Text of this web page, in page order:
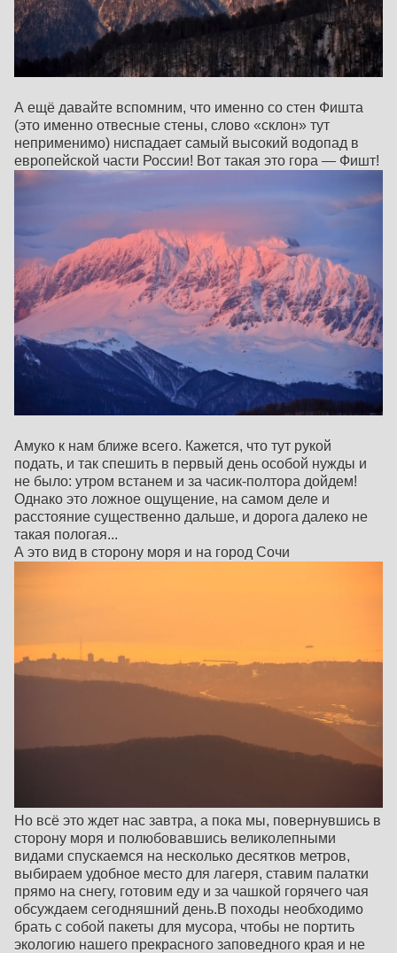
А ещё давайте вспомним, что именно со стен Фишта
(это именно отвесные стены, слово «склон» тут
неприменимо) ниспадает самый высокий водопад в
европейской части России! Вот такая это гора — Фишт!
Амуко к нам ближе всего. Кажется, что тут рукой
подать, и так спешить в первый день особой нужды и
не было: утром встанем и за часик-полтора дойдем!
Однако это ложное ощущение, на самом деле и
расстояние существенно дальше, и дорога далеко не
такая пологая...
А это вид в сторону моря и на город Сочи
Но всё это ждет нас завтра, а пока мы, повернувшись в
сторону моря и полюбовавшись великолепными
видами спускаемся на несколько десятков метров,
выбираем удобное место для лагеря, ставим палатки
прямо на снегу, готовим еду и за чашкой горячего чая
обсуждаем сегодняшний день.В походы необходимо
брать с собой пакеты для мусора, чтобы не портить
экологию нашего прекрасного заповедного края и не